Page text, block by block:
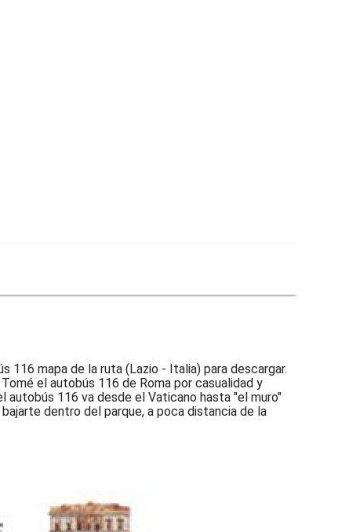
116 mapa de la ruta (Lazio - Italia) para descargar.
el autobús 116 de Roma por casualidad y
116 va desde el Vaticano hasta "el muro"
dentro del parque, a poca distancia de la